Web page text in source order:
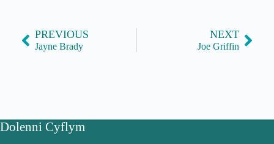
PREVIOUS
Jayne Brady
NEXT
Joe Griffin
Dolenni Cyflym